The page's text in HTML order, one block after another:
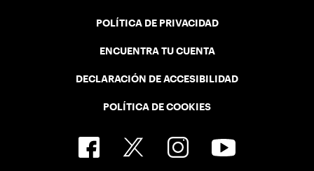
POLÍTICA DE PRIVACIDAD
ENCUENTRA TU CUENTA
DECLARACIÓN DE ACCESIBILIDAD
POLÍTICA DE COOKIES